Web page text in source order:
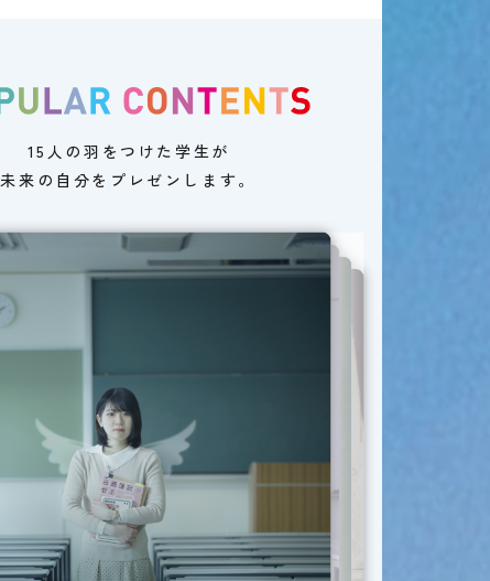
15人の羽をつけた学生が
未来の自分をプレゼンします。